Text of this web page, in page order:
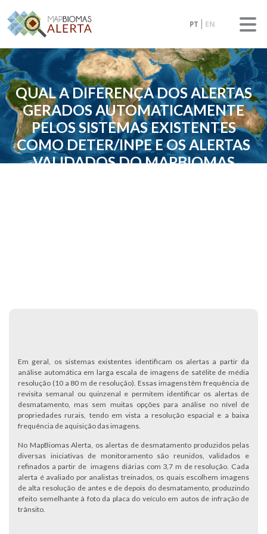
PT EN
QUAL A DIFERENÇA DOS ALERTAS
GERADOS AUTOMATICAMENTE
PELOS SISTEMAS EXISTENTES
COMO DETER/INPE E OS ALERTAS
VALIDADOS DO MAPBIOMAS
Em geral, os sistemas existentes identificam os alertas a partir da
análise automática em larga escala de imagens de satélite de média
resolução (10 a 80 m de resolução). Essas imagens têm frequência de
revisita semanal ou quinzenal e permitem identificar os alertas de
desmatamento, mas sem muitas opções para análise no nível de
propriedades rurais, tendo em vista a resolução espacial e a baixa
frequência de aquisição das imagens.
No MapBiomas Alerta, os alertas de desmatamento produzidos pelas
diversas iniciativas de monitoramento são reunidos, validados e
refinados a partir de imagens diárias com 3,7 m de resolução. Cada
alerta é avaliado por analistas treinados, os quais escolhem imagens
de alta resolução de antes e de depois do desmatamento, produzindo
efeito semelhante à foto da placa do veículo em autos de infração de
trânsito.